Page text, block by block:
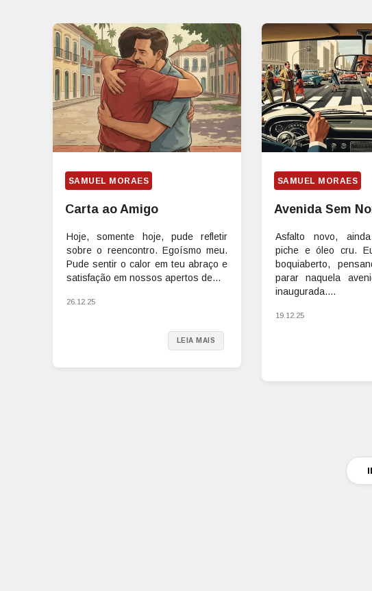
SAMUEL MORAES
Carta ao Amigo
Hoje, somente hoje, pude refletir
sobre o reencontro. Egoísmo meu.
Pude sentir o calor em teu abraço e
satisfação em nossos apertos de...
LEIA MAIS
26.12.25
SAMUEL MORAES
Avenida Sem
Asfalto novo,
piche e óleo cru.
boquiaberto,
parar naquela
inaugurada....
19.12.25